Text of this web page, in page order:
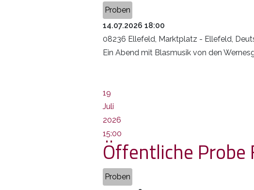
Proben
14.07.2026 18:00
08236 Ellefeld, Marktplatz - Ellefeld,
Ein Abend mit Blasmusik von den
19
Juli
2026
15:00
Öffentliche Probe
Proben